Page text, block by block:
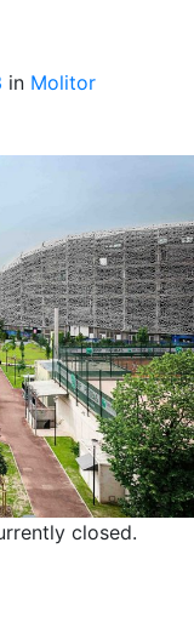
in Molitor
closed.